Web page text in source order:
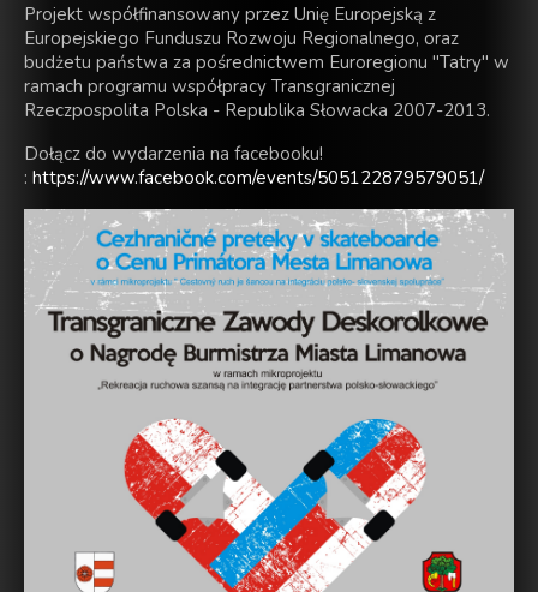
Projekt współfinansowany przez Unię Europejską z
Europejskiego Funduszu Rozwoju Regionalnego, oraz
budżetu państwa za pośrednictwem Euroregionu "Tatry" w
ramach programu współpracy Transgranicznej
Rzeczpospolita Polska - Republika Słowacka 2007-2013.
Dołącz do wydarzenia na facebooku!
: https://www.facebook.com/events/505122879579051/